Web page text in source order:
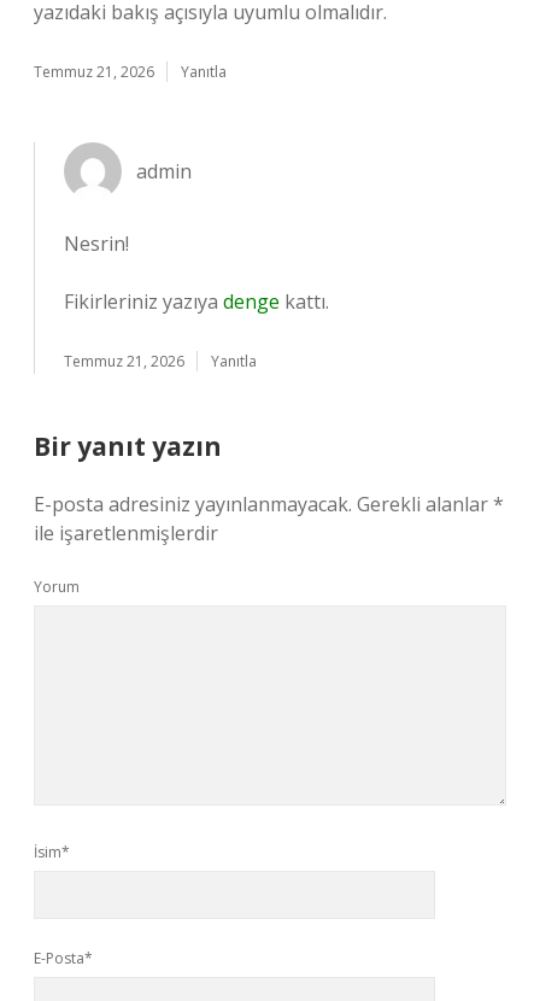
yazıdaki bakış açısıyla uyumlu olmalıdır.
Temmuz 21, 2026 Yanıtla
admin
Nesrin!
Fikirleriniz yazıya denge kattı.
Temmuz 21, 2026 Yanıtla
Bir yanıt yazın
E-posta adresiniz yayınlanmayacak. Gerekli alanlar*
ile işaretlenmişlerdir
Yorum
İsim*
E-Posta*